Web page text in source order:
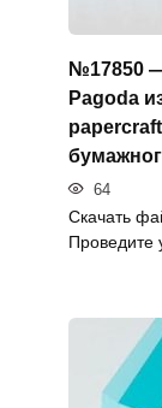
№17850
Pagoda
64
Скачать
Проведите